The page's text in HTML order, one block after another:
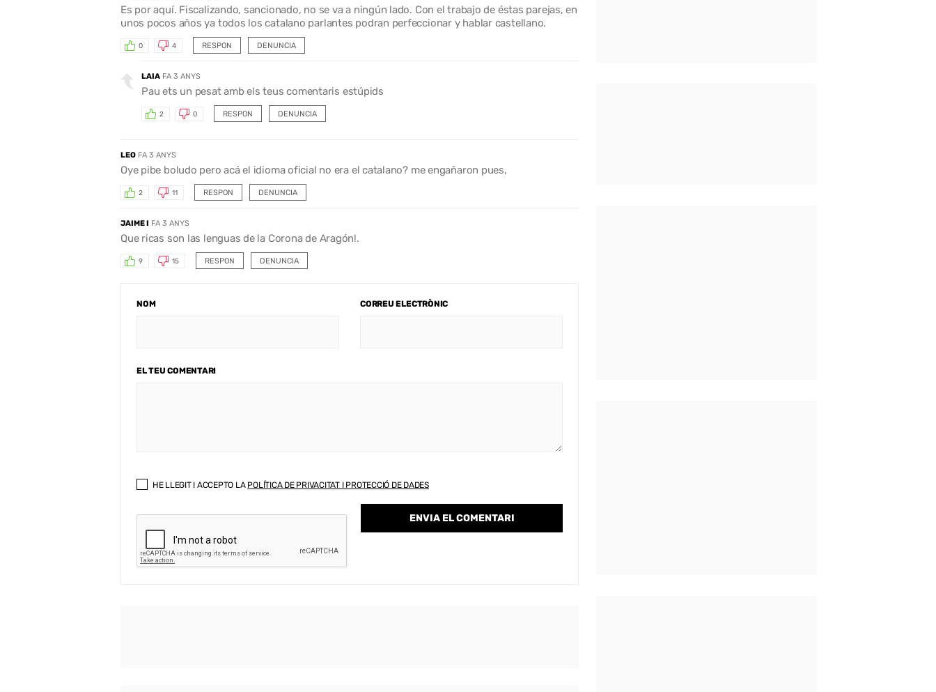
Es por aquí. Fiscalizando, sancionado, no se va a ningún lado. Con el trabajo de éstas parejas, en
unos pocos años ya todos los catalano parlantes podran perfeccionar y hablar castellano.
RESPON
0 4 DENUNCIA
LAIA FA 3 ANYS
Pau ets un pesat amb els teus comentaris estúpids
RESPON
2 0 DENUNCIA
LEO FA 3 ANYS
Oye pibe boludo pero acá el idioma oficial no era el catalano? me engañaron pues,
RESPON
2 11 DENUNCIA
JAIME I FA 3 ANYS
Que ricas son las lenguas de la Corona de Aragón!.
RESPON
9 15 DENUNCIA
NOM CORREU ELECTRÒNIC
EL TEU COMENTARI
HE LLEGIT I ACCEPTO LA POLÍTICA DE PRIVACITAT I PROTECCIÓ DE DADES